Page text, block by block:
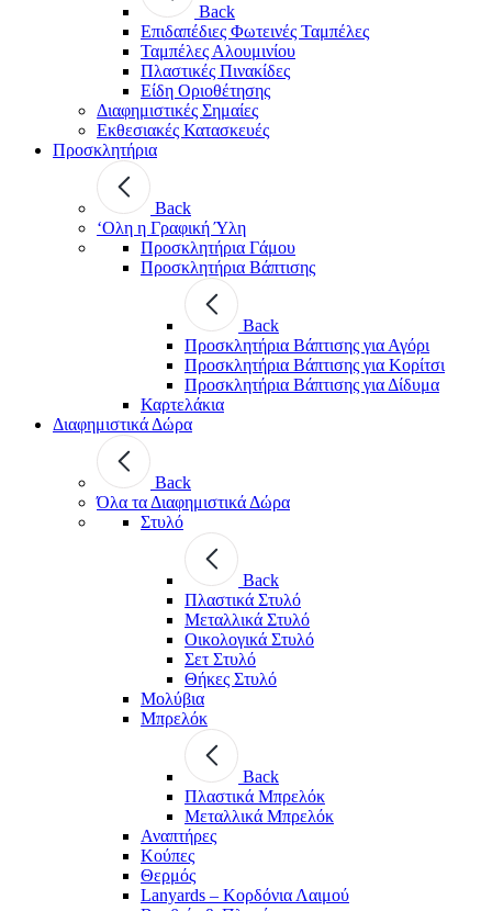
Back
Επιδαπέδιες Φωτεινές Ταμπέλες
Ταμπέλες Αλουμινίου
Πλαστικές Πινακίδες
Είδη Οριοθέτησης
Διαφημιστικές Σημαίες
Εκθεσιακές Κατασκευές
Προσκλητήρια
Back
‘Ολη η Γραφική Ύλη
Προσκλητήρια Γάμου
Προσκλητήρια Βάπτισης
Back
Προσκλητήρια Βάπτισης για Αγόρι
Προσκλητήρια Βάπτισης για Κορίτσι
Προσκλητήρια Βάπτισης για Δίδυμα
Καρτελάκια
Διαφημιστικά Δώρα
Back
Όλα τα Διαφημιστικά Δώρα
Στυλό
Back
Πλαστικά Στυλό
Μεταλλικά Στυλό
Οικολογικά Στυλό
Σετ Στυλό
Θήκες Στυλό
Μολύβια
Μπρελόκ
Back
Πλαστικά Μπρελόκ
Μεταλλικά Μπρελόκ
Αναπτήρες
Κούπες
Θερμός
Lanyards – Kορδόνια Λαιμού